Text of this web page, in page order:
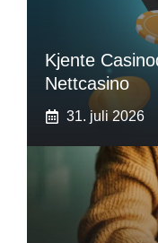
Kjente
Nettcasino
31. juli 2026